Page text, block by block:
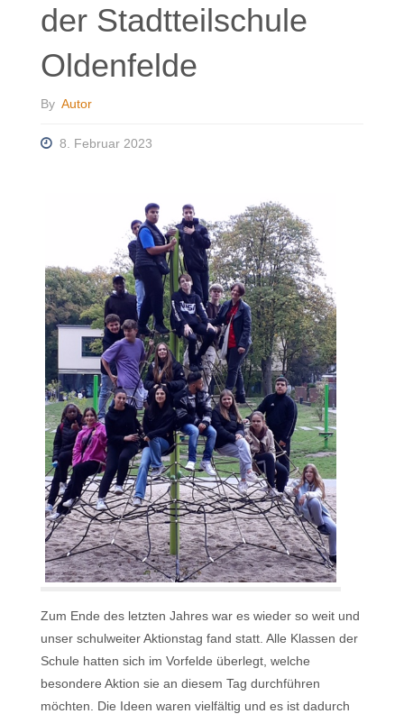
der Stadtteilschule
Oldenfelde
By Autor
8. Februar 2023
Zum Ende des letzten Jahres war es wieder so weit und
unser schulweiter Aktionstag fand statt. Alle Klassen der
Schule hatten sich im Vorfelde überlegt, welche
besondere Aktion sie an diesem Tag durchführen
möchten. Die Ideen waren vielfältig und es ist dadurch